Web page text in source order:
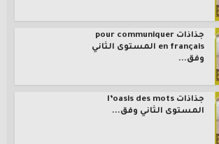
جذاذات pour communiquer
en français المستوى الثاني
وفق...
جذاذات l’oasis des mots
المستوى الثاني وفق...